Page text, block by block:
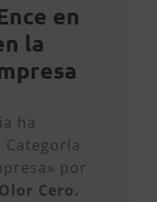
en
la
ha
por
Cero.